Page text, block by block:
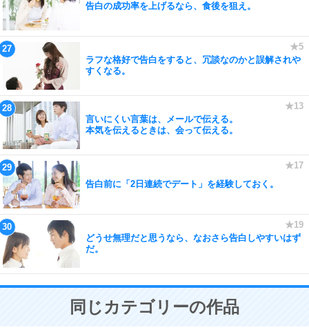
告白の成功率を上げるなら、食後を狙え。
ラフな格好で告白をすると、冗談なのかと誤解されや
すくなる。
言いにくい言葉は、メールで伝える。
本気を伝えるときは、会って伝える。
告白前に「2日連続でデート」を経験しておく。
どうせ無理だと思うなら、なおさら告白しやすいはず
だ。
同じカテゴリーの作品